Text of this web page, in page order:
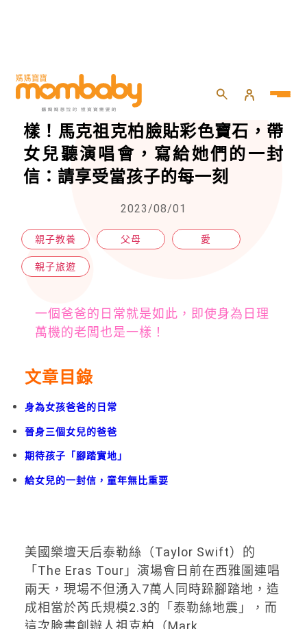
HOME 親子 親子旅遊
「身為女孩爸爸的日常」就是這
樣！馬克祖克柏臉貼彩色寶石，帶
女兒聽演唱會，寫給她們的一封
信：請享受當孩子的每一刻
2023/08/01
親子教養 父母 愛
親子旅遊
一個爸爸的日常就是如此，即使身為日理
萬機的老闆也是一樣！
文章目錄
身為女孩爸爸的日常
晉身三個女兒的爸爸
期待孩子「腳踏實地」
給女兒的一封信，童年無比重要
美國樂壇天后泰勒絲（Taylor Swift）的
「The Eras Tour」演場會日前在西雅圖連唱
兩天，現場不但湧入7萬人同時跺腳踏地，造
成相當於芮氏規模2.3的「泰勒絲地震」，而
這次臉書創辦人祖克柏（Mark